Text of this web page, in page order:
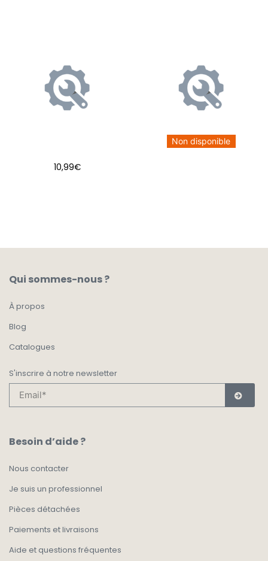
10,99€
Non disponible
Qui sommes-nous ?
À propos
Blog
Catalogues
S'inscrire à notre newsletter
Besoin d’aide ?
Nous contacter
Je suis un professionnel
Pièces détachées
Paiements et livraisons
Aide et questions fréquentes